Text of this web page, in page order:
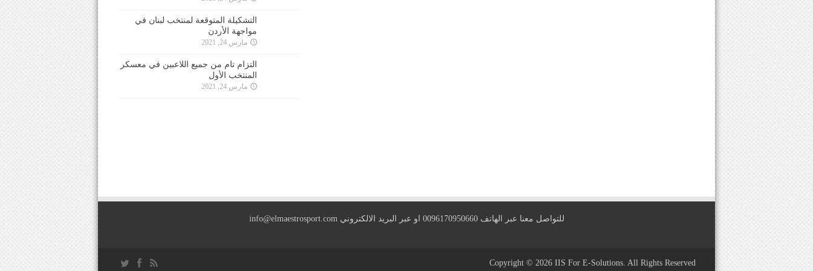
التشكيلة المتوقعة لمنتخب لبنان في
مواجهة الأردن
مارس 24, 2021
التزام تام من جميع اللاعبين في معسكر
المنتخب الأول
مارس 24, 2021
للتواصل معنا عبر الهاتف 0096170950660 او عبر البريد الالكتروني info@elmaestrosport.com
Copyright © 2026 IIS For E-Solutions. All Rights Reserved